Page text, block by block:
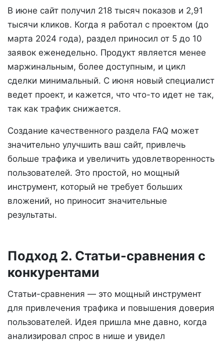
В июне сайт получил 218 тысяч показов и 2,91
тысячи кликов. Когда я работал с проектом (до
марта 2024 года), раздел приносил от 5 до 10
заявок еженедельно. Продукт является менее
маржинальным, более доступным, и цикл
сделки минимальный. С июня новый специалист
ведет проект, и кажется, что что-то идет не так,
так как трафик снижается.
Создание качественного раздела FAQ может
значительно улучшить ваш сайт, привлечь
больше трафика и увеличить удовлетворенность
пользователей. Это простой, но мощный
инструмент, который не требует больших
вложений, но приносит значительные
результаты.
Подход 2. Статьи-сравнения с
конкурентами
Статьи-сравнения — это мощный инструмент
для привлечения трафика и повышения доверия
пользователей. Идея пришла мне давно, когда
анализировал спрос в нише и увидел